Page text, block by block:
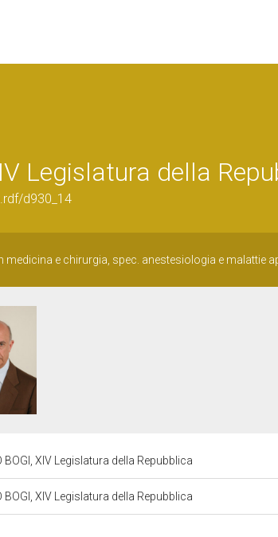
Legislatura della
d930_14
medicina e chirurgia, spec. anestesiologia e malattie
BOGI, XIV Legislatura della Repubblica
BOGI, XIV Legislatura della Repubblica